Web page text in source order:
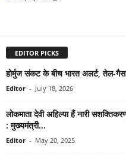
EDITOR PICKS
होर्मुज संकट के बीच भारत अलर्ट, तेल-
Editor - July 18, 2026
लोकमाता देवी अहिल्या हैं नारी
: मुख्यमंत्री...
Editor - May 20, 2025